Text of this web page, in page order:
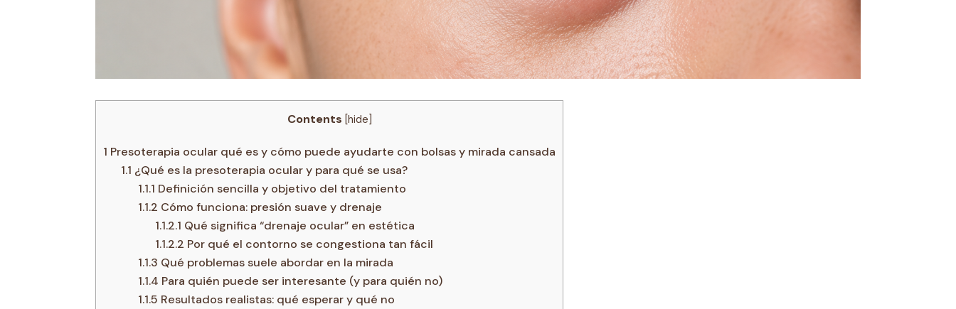
Contents [hide
1 Presoterapia ocular qué es y cómo puede ayudarte con bolsas y mirada cansada
1.1 ¿Qué es la presoterapia ocular y para qué se usa?
1.1.1 Definición sencilla y objetivo del tratamiento
1.1.2 Cómo funciona: presión suave y drenaje
1.1.2.1 Qué significa “drenaje ocular” en estética
1.1.2.2 Por qué el contorno se congestiona tan fácil
1.1.3 Qué problemas suele abordar en la mirada
1.1.4 Para quién puede ser interesante (y para quién no)
1.1.5 Resultados realistas: qué esperar y qué no